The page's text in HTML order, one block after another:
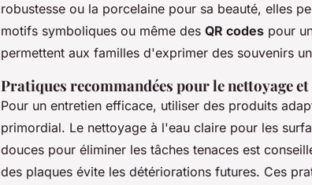
robustesse ou la porcelaine pour sa beauté, elles
motifs symboliques ou même des QR codes pour
permettent aux familles d'exprimer des souvenirs
Pratiques recommandées pour le nettoyage
Pour un entretien efficace, utiliser des produits
primordial. Le nettoyage à l'eau claire pour les
douces pour éliminer les tâches tenaces est
des plaques évite les détériorations futures. Ces